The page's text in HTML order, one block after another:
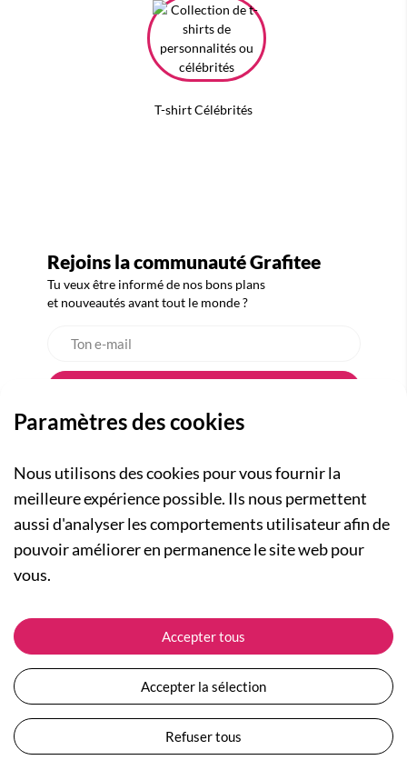
T-shirt Célébrités
Rejoins la communauté Grafitee
Tu veux être informé de nos bons plans
et nouveautés avant tout le monde ?
A PROPOS
Qui sommes-nous ?
Actualités
Nos engagements
Plan du site
Devenir revendeur
NOS RUBRIQUES
Collection Femme
Collection Enfants
Les Totebags
Nos différents thèmes
ASSISTANCE
Suivre ma commande
Expédition et livraison
Retour et remboursement
Moyens de paiement
Questions / Réponses
Conditions générales de vente
Paramètres des cookies
Nous utilisons des cookies pour vous fournir la
meilleure expérience possible. Ils nous permettent
aussi d'analyser les comportements utilisateur afin de
pouvoir améliorer en permanence le site web pour
vous.
Accepter tous
Accepter la sélection
Refuser tous